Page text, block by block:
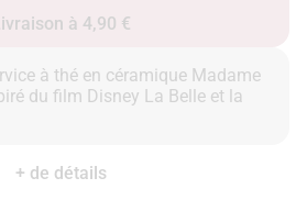
à 4,90 €
à thé en céramique Madame
du film Disney La Belle et la
+ de détails